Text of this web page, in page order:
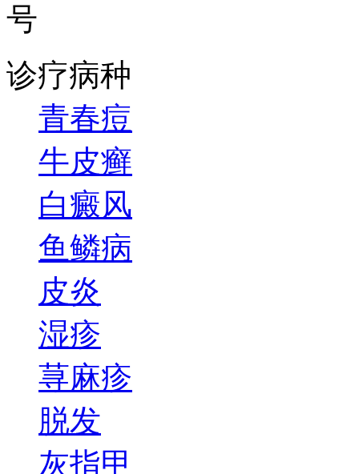
号
诊疗病种
青春痘
牛皮癣
白癜风
鱼鳞病
皮炎
湿疹
荨麻疹
脱发
灰指甲